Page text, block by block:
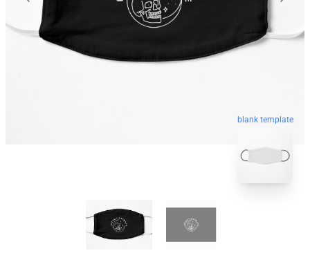
blank template